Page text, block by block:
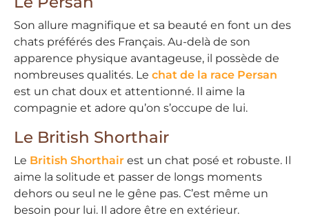
Son allure magnifique et sa beauté en font un des
chats préférés des Français. Au-delà de son
apparence physique avantageuse, il possède de
nombreuses qualités. Le chat de la race Persan
est un chat doux et attentionné. Il aime la
compagnie et adore qu’on s’occupe de lui.
Le British Shorthair
Le British Shorthair est un chat posé et robuste. Il
aime la solitude et passer de longs moments
dehors ou seul ne le gêne pas. C’est même un
besoin pour lui. Il adore être en extérieur.